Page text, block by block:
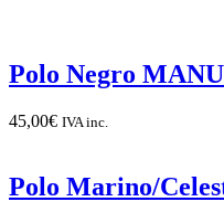
Polo Negro
45,00€ IVA inc.
Polo Marino/